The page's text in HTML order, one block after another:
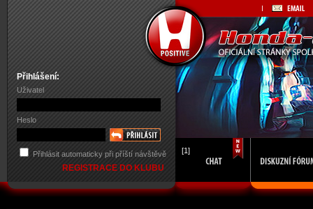
Přihlášení:
Uživatel
Heslo
Přihlásit automaticky při příští návštěvě
REGISTRACE DO KLUBU
[1]